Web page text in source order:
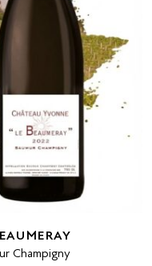
Champigny